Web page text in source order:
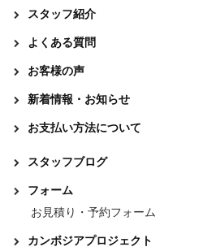
スタッフ紹介
よくある質問
お客様の声
新着情報・お知らせ
お支払い方法について
スタッフブログ
フォーム
お見積り・予約フォーム
カンボジアプロジェクト